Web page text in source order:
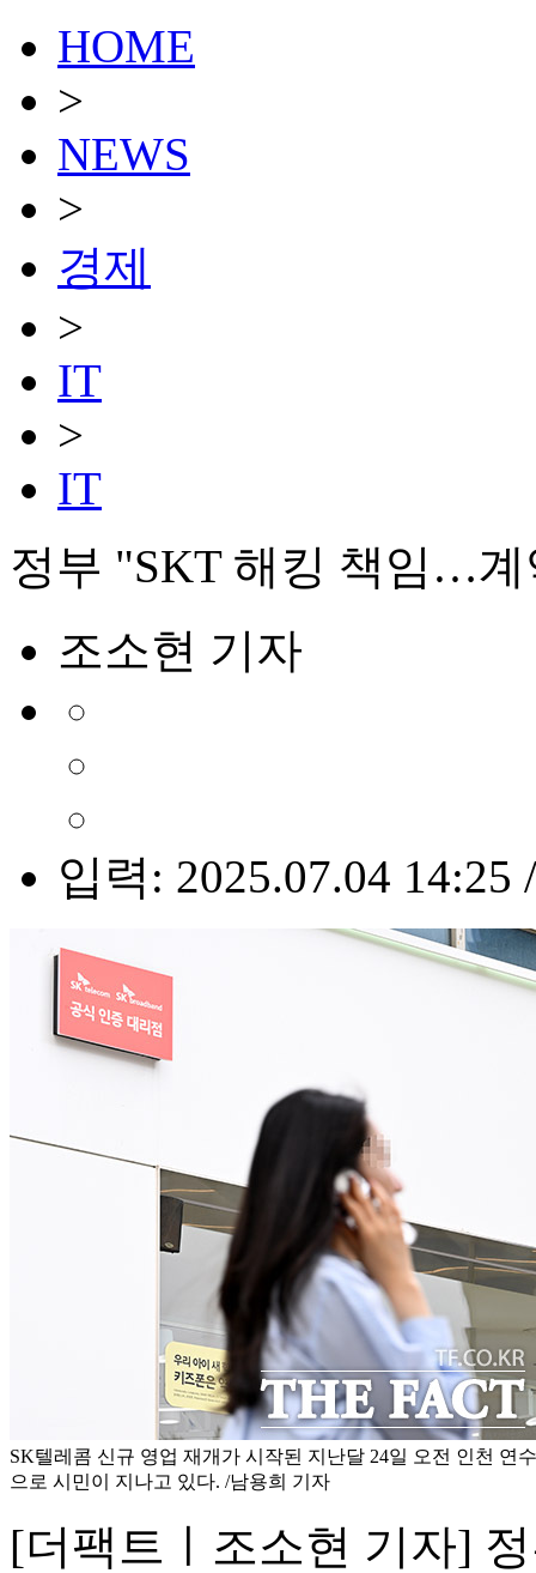
HOME
>
NEWS
>
경제
>
IT
>
IT
정부 "SKT 해킹 책임…
조소현 기자
입력: 2025.07.04 14:25
SK텔레콤 신규 영업 재개가 시작된 지난달 24일 오전 인천 연
으로 시민이 지나고 있다. /남용희 기자
[더팩트ㅣ조소현 기자]